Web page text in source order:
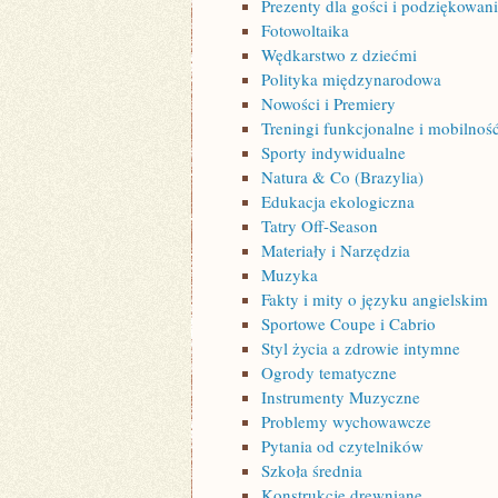
Prezenty dla gości i
Fotowoltaika
Wędkarstwo z dziećmi
Polityka międzynarodowa
Nowości i Premiery
Treningi funkcjonalne i
Sporty indywidualne
Natura & Co (Brazylia)
Edukacja ekologiczna
Tatry Off-Season
Materiały i Narzędzia
Muzyka
Fakty i mity o języku angielskim
Sportowe Coupe i Cabrio
Styl życia a zdrowie intymne
Ogrody tematyczne
Instrumenty Muzyczne
Problemy wychowawcze
Pytania od czytelników
Szkoła średnia